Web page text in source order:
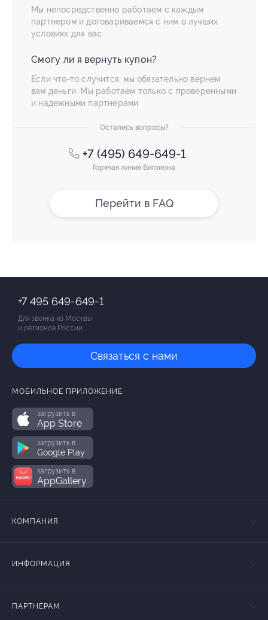
Мы непосредственно работаем с каждым
партнером и договариваемся с ним о лучших
условиях для вас
Смогу ли я вернуть купон?
Если что-то случится, мы обязательно вернем
вам деньги. Мы работаем только с проверенными
и надежными партнерами
Остались вопросы?
+7 (495) 649-649-1
Горячая линия Биглиона
Перейти в FAQ
+7 495 649-649-1
Для звонка из Москвы
и регионов России
Связаться с нами
МОБИЛЬНОЕ ПРИЛОЖЕНИЕ
загрузить в
App Store
загрузить в
Google Play
загрузить в
AppGallery
КОМПАНИЯ
ИНФОРМАЦИЯ
ПАРТНЕРАМ